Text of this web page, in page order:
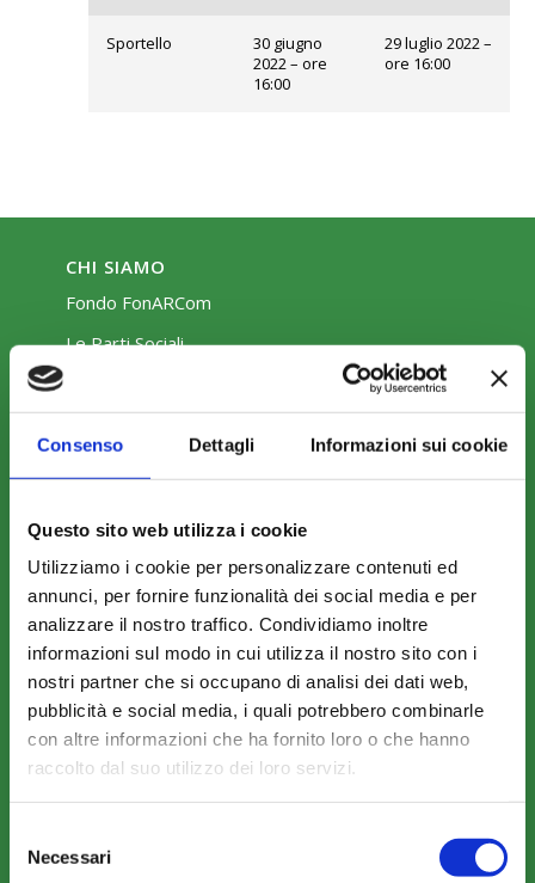
Consenso Dettagli Informazioni sui cookie
Questo sito web utilizza i cookie
Utilizziamo i cookie per personalizzare contenuti ed
annunci, per fornire funzionalità dei social media e per
analizzare il nostro traffico. Condividiamo inoltre
informazioni sul modo in cui utilizza il nostro sito con i
nostri partner che si occupano di analisi dei dati web,
pubblicità e social media, i quali potrebbero combinarle
con altre informazioni che ha fornito loro o che hanno
raccolto dal suo utilizzo dei loro servizi.
delNecessari
Sportello
30 giugno
2022 – ore
16:00
29 luglio 2022 –
ore 16:00
CHI SIAMO
Fondo FonARCom
Le Parti Sociali
COSA FACCIAMO
Perché scegliere FonARCom
Il Funzionamento
Amministrazione trasparente